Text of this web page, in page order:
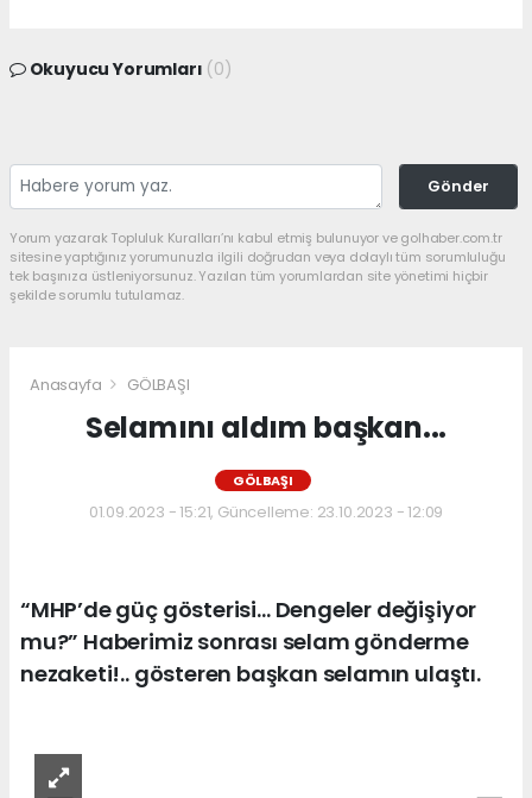
Okuyucu Yorumları (0)
Gönder
Yorum yazarak Topluluk Kuralları’nı kabul etmiş bulunuyor ve golhaber.com.tr
sitesine yaptığınız yorumunuzla ilgili doğrudan veya dolaylı tüm sorumluluğu
tek başınıza üstleniyorsunuz. Yazılan tüm yorumlardan site yönetimi hiçbir
şekilde sorumlu tutulamaz.
Anasayfa GÖLBAŞI
Selamını aldım başkan...
GÖLBAŞI
01.09.2023 - 15:21, Güncelleme: 23.10.2023 - 12:09
“MHP’de güç gösterisi… Dengeler değişiyor
mu?” Haberimiz sonrası selam gönderme
nezaketi!.. gösteren başkan selamın ulaştı.